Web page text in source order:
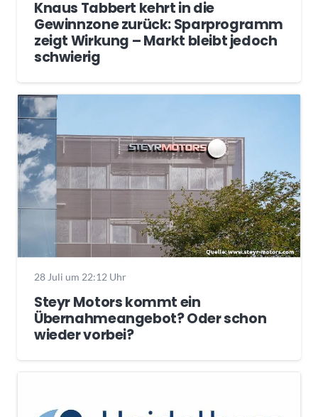
Knaus Tabbert kehrt in die
Gewinnzone zurück: Sparprogramm
zeigt Wirkung – Markt bleibt jedoch
schwierig
28 Juli um 22:12 Uhr
Steyr Motors kommt ein
Übernahmeangebot? Oder schon
wieder vorbei?